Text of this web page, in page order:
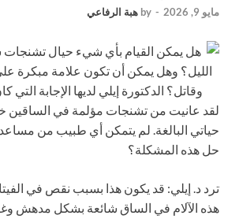
مايو 9, 2026 -
by هبة الرفاعي
لقد عانيت من تشنجات مؤلمة في الساقين
حياتي البالغة. لم يتمكن أي طبيب من
حل هذه المشكلة؟
ترد د. إيلي: قد يكون هذا بسبب نقص في
هذه الآلام في الساق شائعة بشكل مدهش